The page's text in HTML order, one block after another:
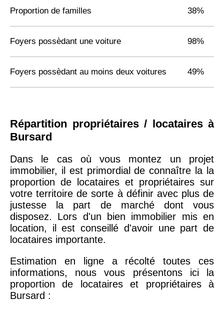
Proportion de familles 38%
Foyers possèdant une voiture 98%
Foyers possèdant au moins deux voitures 49%
Répartition propriétaires / locataires à
Bursard
Dans le cas où vous montez un projet
immobilier, il est primordial de connaître la la
proportion de locataires et propriétaires sur
votre territoire de sorte à définir avec plus de
justesse la part de marché dont vous
disposez. Lors d'un bien immobilier mis en
location, il est conseillé d'avoir une part de
locataires importante.
Estimation en ligne a récolté toutes ces
informations, nous vous présentons ici la
proportion de locataires et propriétaires à
Bursard :